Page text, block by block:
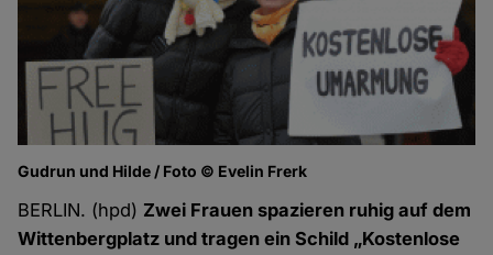
Gudrun und Hilde / Foto © Evelin Frerk
BERLIN. (hpd) Zwei Frauen spazieren ruhig auf dem
Wittenbergplatz und tragen ein Schild „Kostenlose